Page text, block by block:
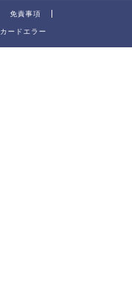
免責事項
ードエラー